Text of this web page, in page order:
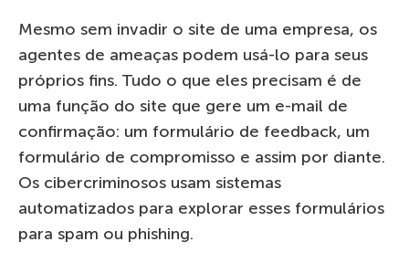
Mesmo sem invadir o site de uma empresa, os
agentes de ameaças podem usá-lo para seus
próprios fins. Tudo o que eles precisam é de
uma função do site que gere um e-mail de
confirmação: um formulário de feedback, um
formulário de compromisso e assim por diante.
Os cibercriminosos usam sistemas
automatizados para explorar esses formulários
para spam ou phishing.